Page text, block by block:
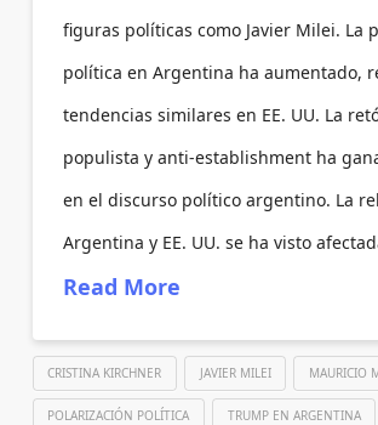
figuras políticas como Javier Milei. La
política en Argentina ha aumentado,
tendencias similares en EE. UU. La
populista y anti-establishment ha
en el discurso político argentino. La
Argentina y EE. UU. se ha visto
Read More
CRISTINA KIRCHNER JAVIER MILEI MAURICIO
POLARIZACIÓN POLÍTICA TRUMP EN ARGENTINA